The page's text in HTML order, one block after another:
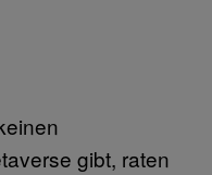
gibt, raten